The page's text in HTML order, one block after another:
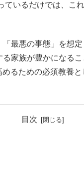
いるだけでは、こ
最悪の事態」を想
家族が豊かになる
るための必須教養
目次